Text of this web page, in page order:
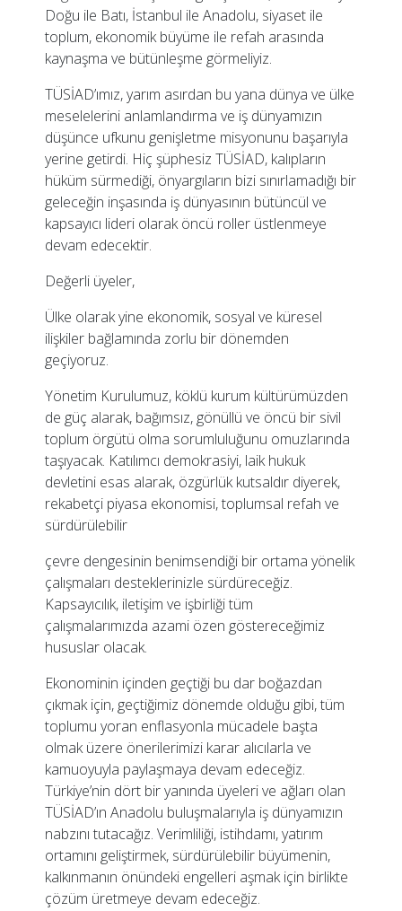
Doğu ile Batı, İstanbul ile Anadolu, siyaset ile
toplum, ekonomik büyüme ile refah arasında
kaynaşma ve bütünleşme görmeliyiz.
TÜSİAD’ımız, yarım asırdan bu yana dünya ve ülke
meselelerini anlamlandırma ve iş dünyamızın
düşünce ufkunu genişletme misyonunu başarıyla
yerine getirdi. Hiç şüphesiz TÜSİAD, kalıpların
hüküm sürmediği, önyargıların bizi sınırlamadığı bir
geleceğin inşasında iş dünyasının bütüncül ve
kapsayıcı lideri olarak öncü roller üstlenmeye
devam edecektir.
Değerli üyeler,
Ülke olarak yine ekonomik, sosyal ve küresel
ilişkiler bağlamında zorlu bir dönemden
geçiyoruz.
Yönetim Kurulumuz, köklü kurum kültürümüzden
de güç alarak, bağımsız, gönüllü ve öncü bir sivil
toplum örgütü olma sorumluluğunu omuzlarında
taşıyacak. Katılımcı demokrasiyi, laik hukuk
devletini esas alarak, özgürlük kutsaldır diyerek,
rekabetçi piyasa ekonomisi, toplumsal refah ve
sürdürülebilir
çevre dengesinin benimsendiği bir ortama yönelik
çalışmaları desteklerinizle sürdüreceğiz.
Kapsayıcılık, iletişim ve işbirliği tüm
çalışmalarımızda azami özen göstereceğimiz
hususlar olacak.
Ekonominin içinden geçtiği bu dar boğazdan
çıkmak için, geçtiğimiz dönemde olduğu gibi, tüm
toplumu yoran enflasyonla mücadele başta
olmak üzere önerilerimizi karar alıcılarla ve
kamuoyuyla paylaşmaya devam edeceğiz.
Türkiye’nin dört bir yanında üyeleri ve ağları olan
TÜSİAD’ın Anadolu buluşmalarıyla iş dünyamızın
nabzını tutacağız. Verimliliği, istihdamı, yatırım
ortamını geliştirmek, sürdürülebilir büyümenin,
kalkınmanın önündeki engelleri aşmak için birlikte
çözüm üretmeye devam edeceğiz.